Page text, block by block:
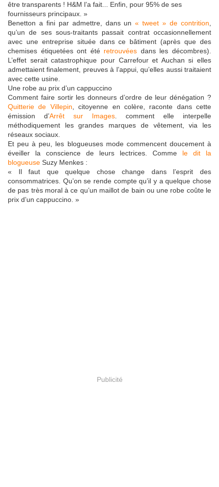
être transparents ! H&M l’a fait... Enfin, pour 95% de ses
fournisseurs principaux. »
Benetton a fini par admettre, dans un« tweet » de contrition
qu’un de ses sous-traitants passait contrat occasionnellement
avec une entreprise située dans ce bâtiment (après que des
chemises étiquetées ont été retrouvées dans les décombres).
L’effet serait catastrophique pour Carrefour et Auchan si elles
admettaient finalement, preuves à l’appui, qu’elles aussi traitaient
avec cette usine.
Une robe au prix d’un cappuccino
Comment faire sortir les donneurs d’ordre de leur dénégation ?
Quitterie de Villepin , citoyenne en colère, raconte dans cette
émission d’Arrêt sur Images . comment elle interpelle
méthodiquement les grandes marques de vêtement, via les
réseaux sociaux.
Et peu à peu, les blogueuses mode commencent doucement à
éveiller la conscience de leurs lectrices. Comme le dit la
blogueuse Suzy Menkes :
« Il faut que quelque chose change dans l’esprit des
consommatrices. Qu’on se rende compte qu’il y a quelque chose
de pas très moral à ce qu’un maillot de bain ou une robe coûte le
prix d’un cappuccino. »
Publicité